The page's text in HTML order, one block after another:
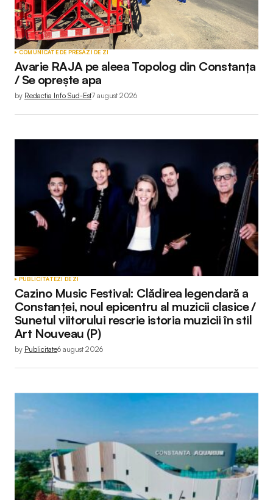
COMUNICATE DE PRESĂZI DE ZI
Avarie RAJA pe aleea Topolog din Constanța
/ Se oprește apa
by Redactia Info Sud-Est7 august 2026
PUBLICITATEZI DE ZI
Cazino Music Festival: Clădirea legendară a
Constanței, noul epicentru al muzicii clasice /
Sunetul viitorului rescrie istoria muzicii în stil
Art Nouveau (P)
by Publicitate6 august 2026